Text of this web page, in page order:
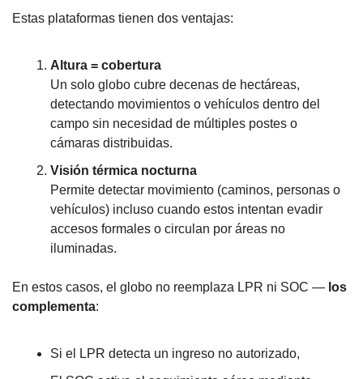
Estas plataformas tienen dos ventajas:
Altura = cobertura
Un solo globo cubre decenas de hectáreas,
detectando movimientos o vehículos dentro del
campo sin necesidad de múltiples postes o
cámaras distribuidas.
Visión térmica nocturna
Permite detectar movimiento (caminos, personas o
vehículos) incluso cuando estos intentan evadir
accesos formales o circulan por áreas no
iluminadas.
En estos casos, el globo no reemplaza LPR ni SOC — los
complementa:
Si el LPR detecta un ingreso no autorizado,